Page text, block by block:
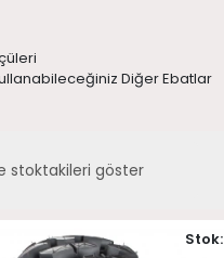
Diğer Ebatlar
stoktakileri göster
Stok: